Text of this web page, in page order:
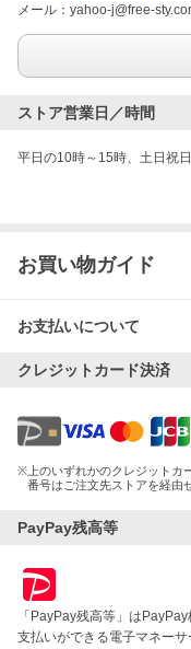
メール： yahoo-j@free-
ストア営業日／時間
平日の10時～15時、土日祝日
お買い物ガイド
お支払いについて
クレジットカード決済
※ 上のいずれかのクレジット
番号はご注文先ストアを経由
PayPay残高等
「PayPay残高等」は
支払いができる電子マネーサ